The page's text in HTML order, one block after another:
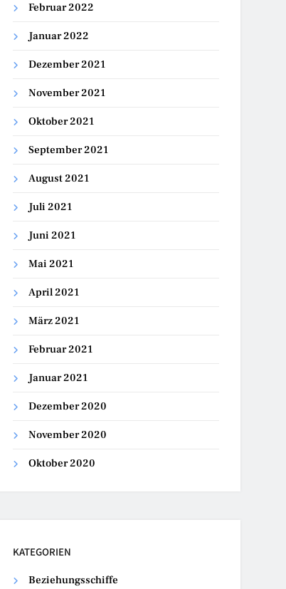
Februar 2022
Januar 2022
Dezember 2021
November 2021
Oktober 2021
September 2021
August 2021
Juli 2021
Juni 2021
Mai 2021
April 2021
März 2021
Februar 2021
Januar 2021
Dezember 2020
November 2020
Oktober 2020
KATEGORIEN
Beziehungsschiffe